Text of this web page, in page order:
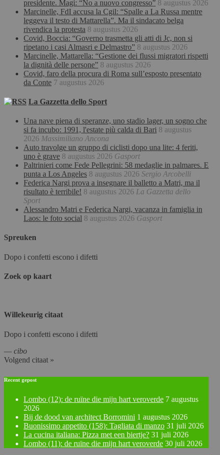
presidente. Magi: “No a nuovo congresso” 8 augustus 2026
Marcinelle, FdI accusa la Cgil: “Spalle a La Russa mentre
leggeva il testo di Mattarella”. Ma il sindacato belga
rivendica la protesta 8 augustus 2026
Covid, Boccia: “Governo trasmetta gli atti di Jc, non si
ripetano i casi Almasri e Delmastro” 8 augustus 2026
Marcinelle, Mattarella: “Gestione dei flussi migratori rispetti
la dignità delle persone” 8 augustus 2026
Covid, faro della procura di Roma sull’esposto presentato
da Conte 7 augustus 2026
La Gazzetta dello Sport
Una nave piena di speranze, uno stadio lager, un sogno che
si fa incubo: 1991, l'estate più calda di Bari 8 augustus
2026 Massimiliano Ancona
Auto travolge un gruppo di ciclisti dopo una lite: 4 feriti,
uno è grave 8 augustus 2026 Gasport
Paltrinieri come Fede Pellegrini: 58 medaglie in palmares. E
punta a Los Angeles 8 augustus 2026 Sergio Arcobelli
Federica Nargi prova a insegnare il balletto a Matri, ma il
risultato è terribile! 8 augustus 2026 La Gazzetta dello
Sport
Alessandro Matri e Federica Nargi, vacanza in famiglia in
Laos: le foto social 8 augustus 2026 Gasport
Spreuken
Dopo i confetti escono i difetti
Zoek op kaart
Willekeurig citaat
Dopo i confetti escono i difetti
— cibo
Volgend citaat »
Recent gepost
Lombo (12): de ruïne die mijn hart veroverde 7 augustus
2026
Bij de dood van architect Borromini 1 augustus 2026
Buonissimo appetito (158): Tagliata di manzo 31 juli 2026
La cucina italiana: Pizza met een biertje? 31 juli 2026
Lombo (11): de ruïne die mijn hart veroverde 30 juli 2026